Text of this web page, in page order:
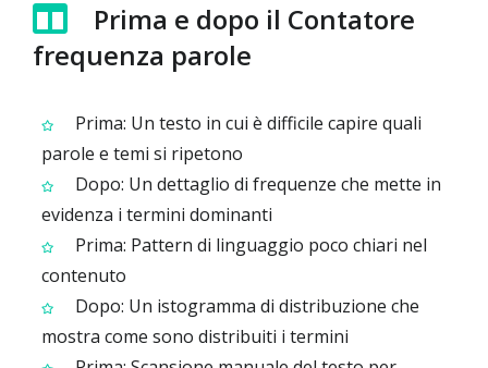
Prima e dopo il Contatore
frequenza parole
Prima: Un testo in cui è difficile capire quali
parole e temi si ripetono
Dopo: Un dettaglio di frequenze che mette in
evidenza i termini dominanti
Prima: Pattern di linguaggio poco chiari nel
contenuto
Dopo: Un istogramma di distribuzione che
mostra come sono distribuiti i termini